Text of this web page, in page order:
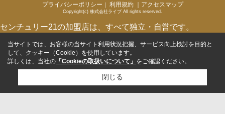
プライバシーポリシー ｜ 利用規約 ｜アクセスマップ
Copyright(c) 株式会社ライブ All rights reserved.
センチュリー21の加盟店は、すべて独立・自営です。
当サイトでは、お客様の当サイト利用状況把握、サービス向上検討を目的と
して、クッキー（Cookie）を使用しています。
詳しくは、当社の 「Cookieの取扱いについて」 をご確認ください。
閉じる